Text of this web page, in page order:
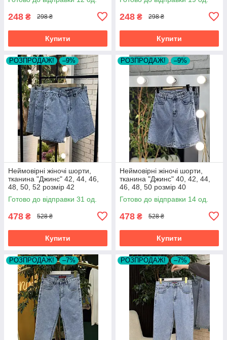
248 ₴ 298 ₴
Купити
248 ₴ 298 ₴
Купити
РОЗПРОДАЖ! –9%
Неймовірні жіночі шорти,
тканина "Джинс" 42, 44, 46,
48, 50, 52 розмір 42
Готово до відправки 31 од.
478 ₴ 528 ₴
Купити
РОЗПРОДАЖ! –9%
Неймовірні жіночі шорти,
тканина "Джинс" 40, 42, 44,
46, 48, 50 розмір 40
Готово до відправки 14 од.
478 ₴ 528 ₴
Купити
РОЗПРОДАЖ! –7% РОЗПРОДАЖ! –7%